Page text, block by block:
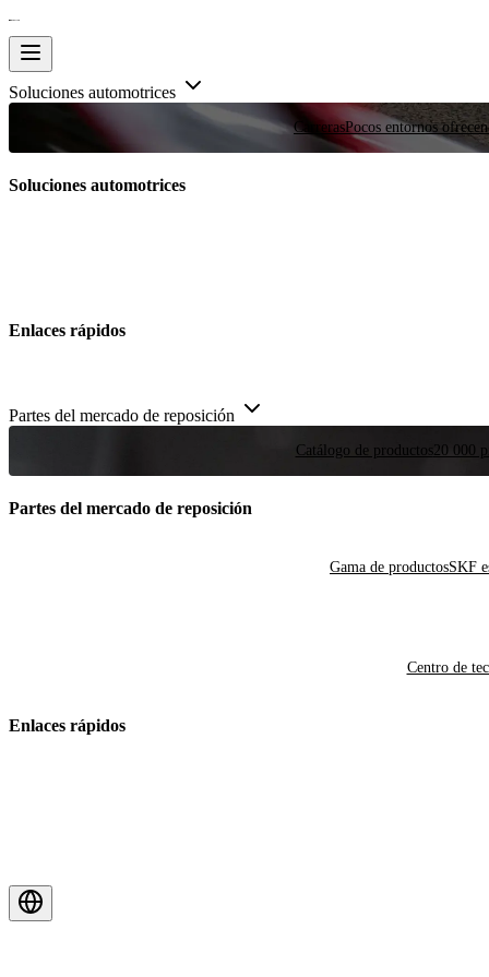
Soluciones automotrices
CarrerasPocos entornos
Soluciones automotrices
Enlaces rápidos
Partes del mercado de reposición
Catálogo de productos20 000
Partes del mercado de reposición
Gama de productosSKF
Centro de
Enlaces rápidos